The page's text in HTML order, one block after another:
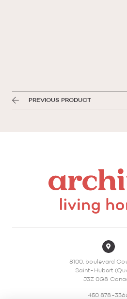
PREVIOUS PRODUCT
8100, boulevard
Saint-Hubert
J3Z 0G8
450 878-